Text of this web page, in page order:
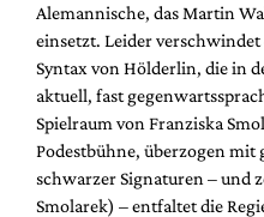
Alemannische, das Martin
einsetzt. Leider verschwindet
Syntax von Hölderlin, die in
aktuell, fast
Spielraum von Franziska
Podestbühne, überzogen
schwarzer Signaturen – und
Smolarek) – entfaltet die